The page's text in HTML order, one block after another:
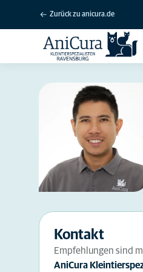
Zurück zu anicura.de
Kontakt
Empfehlungen sind
AniCura